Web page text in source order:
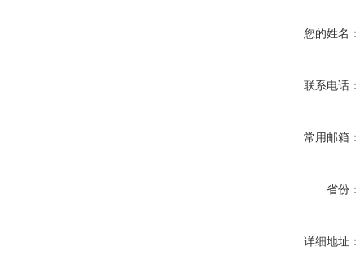
您的姓名：
联系电话：
常用邮箱：
省份：
详细地址：